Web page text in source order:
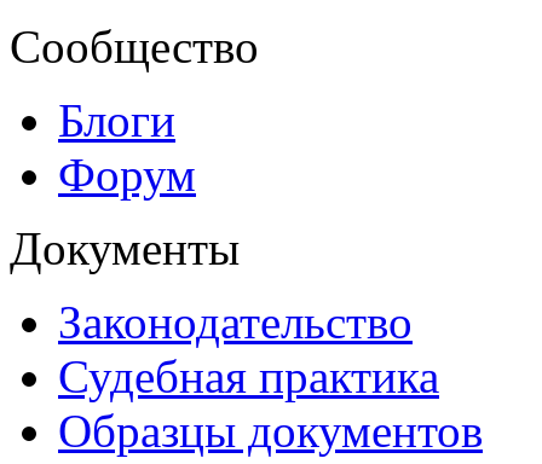
Сообщество
Блоги
Форум
Документы
Законодательство
Судебная практика
Образцы документов